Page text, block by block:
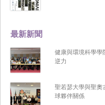
最新新聞
健康與環境科學學
逆力
聖若瑟大學與聖奧
球夥伴關係